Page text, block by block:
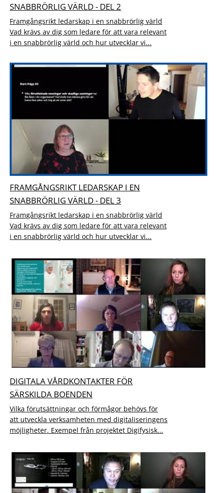
SNABBRÖRLIG VÄRLD - DEL 2
Framgångsrikt ledarskap i en snabbrörlig värld
Vad krävs av dig som ledare för att vara relevant
i en snabbrörlig värld och hur utvecklar vi...
FRAMGÅNGSRIKT LEDARSKAP I EN
SNABBRÖRLIG VÄRLD - DEL 3
Framgångsrikt ledarskap i en snabbrörlig värld
Vad krävs av dig som ledare för att vara relevant
i en snabbrörlig värld och hur utvecklar vi...
DIGITALA VÅRDKONTAKTER FÖR
SÄRSKILDA BOENDEN
Vilka förutsättningar och förmågor behövs för
att utveckla verksamheten med digitaliseringens
möjligheter. Exempel från projektet Digifysisk...